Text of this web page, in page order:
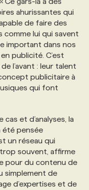
ahurissantes qui
de faire des
comme lui qui savent
important dans nos
publicité. C’est
l’avant : leur talent
publicitaire à
qui font
cas et d’analyses, la
été pensée
un réseau qui
souvent, affirme
pour du contenu de
simplement de
d’expertises et de